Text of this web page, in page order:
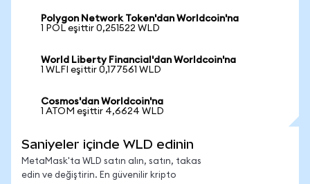
Polygon Network Token'dan Worldcoin'na
1 POL eşittir 0,251522 WLD
World Liberty Financial'dan Worldcoin'na
1 WLFI eşittir 0,177561 WLD
Cosmos'dan Worldcoin'na
1 ATOM eşittir 4,6624 WLD
Saniyeler içinde WLD edinin
MetaMask'ta WLD satın alın, satın, takas
edin ve değiştirin. En güvenilir kripto